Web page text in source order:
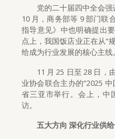
党的二十届四中全会
10 月，商务部等 9 部门联
指导意见》中也明确提出
点上，我国饭店业正在从“
给成为行业发展的核心主线。
11 月 25 日至 28 日，
业协会联合主办的“2025
省三亚市举行。会上，中
访。
五大方向 深化行业供